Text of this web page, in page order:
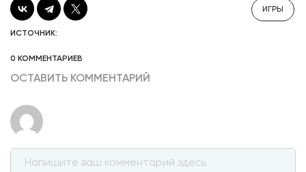
ИГРЫ
ИСТОЧНИК:
0 КОММЕНТАРИЕВ
ОСТАВИТЬ КОММЕНТАРИЙ